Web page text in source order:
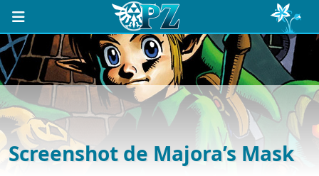
Screenshot de Majora’s Mask